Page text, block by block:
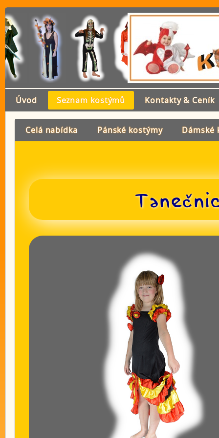
Úvod Seznam kostýmů Kontakty & Ceník
Celá nabídka Pánské kostýmy Dámské